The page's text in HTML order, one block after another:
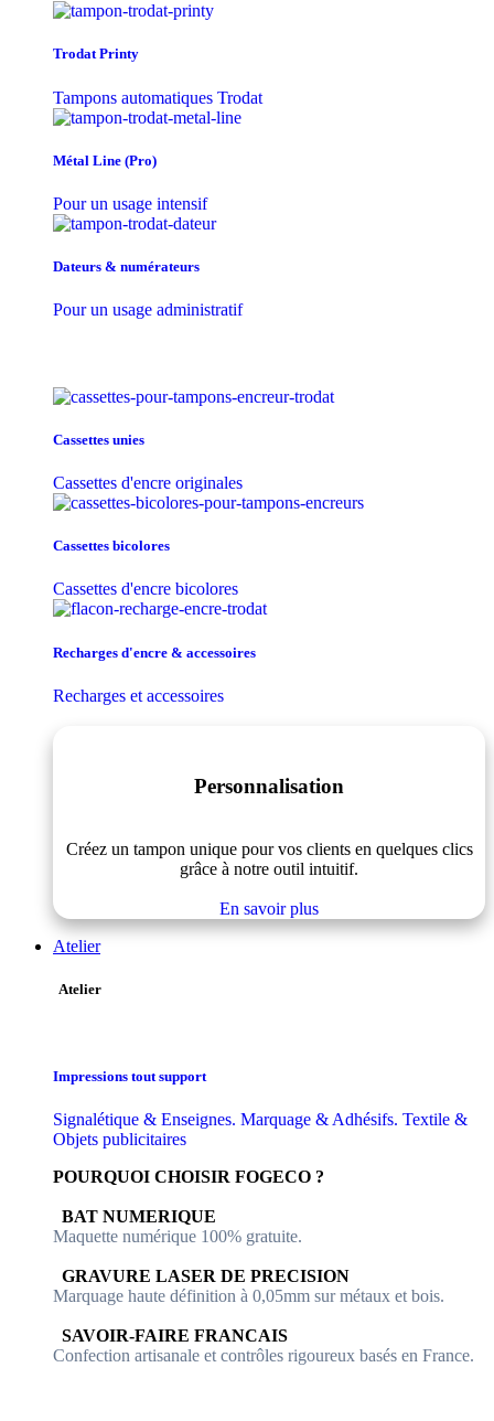
Trodat Printy
Tampons automatiques Trodat
Métal Line (Pro)
Pour un usage intensif
Dateurs & numérateurs
Pour un usage administratif
Cassettes unies
Cassettes d'encre originales
Cassettes bicolores
Cassettes d'encre bicolores
Recharges d'encre & accessoires
Recharges et accessoires
Personnalisation
Créez un tampon unique pour vos clients en quelques clics
grâce à notre outil intuitif.
En savoir plus
Atelier
Atelier
Impressions tout support
Signalétique & Enseignes. Marquage & Adhésifs. Textile &
Objets publicitaires
POURQUOI CHOISIR FOGECO ?
​​ BAT NUMERIQUE
Maquette numérique 100% ​gratuite.
​GRAVURE LASER DE PRECISION
Marquage haute définition à 0,05mm sur métaux et bois.
​SAVOIR-FAIRE FRANCAIS
Confection artisanale et contrôles ​rigoureux basés en France.